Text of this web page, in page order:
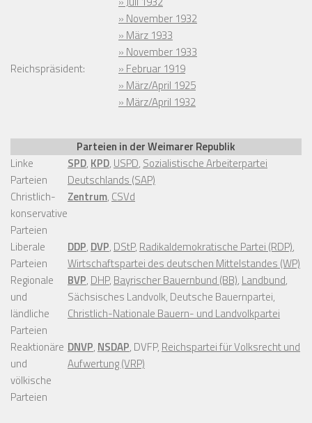
» November 1932
» März 1933
» November 1933
Reichspräsident:
» Februar 1919
» März/April 1925
» März/April 1932
Parteien in der Weimarer Republik
Linke
Parteien
SPD, KPD, USPD, Sozialistische Arbeiterpartei
Deutschlands (SAP)
Christlich-
konservative
Parteien
Zentrum, CSVd
Liberale
Parteien
DDP, DVP, DStP, Radikaldemokratische Partei (RDP),
Wirtschaftspartei des deutschen Mittelstandes (WP)
Regionale
und
ländliche
Parteien
BVP, DHP, Bayrischer Bauernbund (BB), Landbund,
Sächsisches Landvolk, Deutsche Bauernpartei,
Christlich-Nationale Bauern- und Landvolkpartei
Reaktionäre
und
völkische
Parteien
DNVP, NSDAP, DVFP, Reichspartei für Volksrecht und
Aufwertung (VRP)